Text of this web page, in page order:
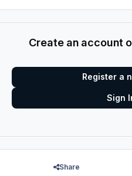
Create an account
Register a
Sign
Share